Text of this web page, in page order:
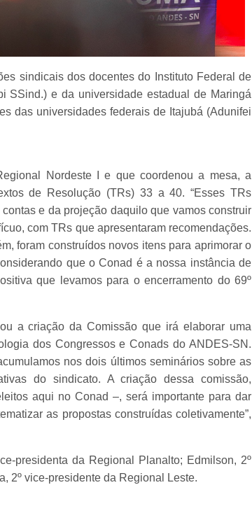
sindicais dos docentes do Instituto Federal de
SSind.) e da universidade estadual de Maringá
das universidades federais de Itajubá (Adunifei
Nordeste I e que coordenou a mesa, a
de Resolução (TRs) 33 a 40. “Esses TRs
e da projeção daquilo que vamos construir
com TRs que apresentaram recomendações.
foram construídos novos itens para aprimorar o
que o Conad é a nossa instância de
que levamos para o encerramento do 69º
a criação da Comissão que irá elaborar uma
dos Congressos e Conads do ANDES-SN.
nos dois últimos seminários sobre as
do sindicato. A criação dessa comissão,
aqui no Conad –, será importante para dar
as propostas construídas coletivamente”,
presidenta da Regional Planalto; Edmilson, 2º
2º vice-presidente da Regional Leste.